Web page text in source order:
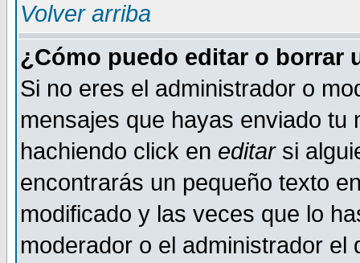
Volver arriba
¿Cómo puedo editar o borrar
Si no eres el administrador o
mensajes que hayas enviado tu
hachiendo click en editarsi
encontrarás un pequeño texto
modificado y las veces que lo
moderador o el administrador